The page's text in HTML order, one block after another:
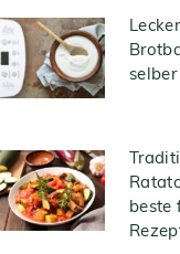
selber
beste